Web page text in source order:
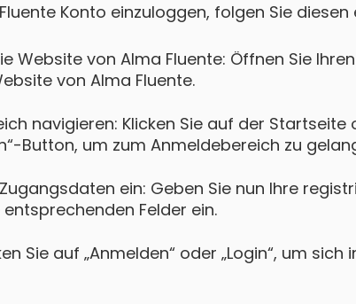
Konto einzuloggen, folgen Sie
Website von Alma Fluente: Öffnen Sie
von Alma Fluente.
navigieren: Klicken Sie auf der Startseite
Button, um zum Anmeldebereich zu
ein: Geben Sie nun Ihre
Felder ein.
Sie auf „Anmelden“ oder „Login“, um